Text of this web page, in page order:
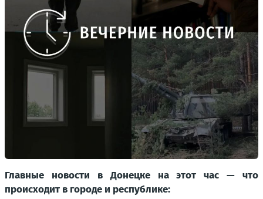
Главные новости в Донецке на этот час — что
происходит в городе и республике: